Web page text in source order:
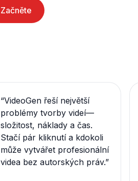
Začněte
“VideoGen řeší největší
problémy tvorby videí—
složitost, náklady a čas.
Stačí pár kliknutí a kdokoli
může vytvářet profesionální
videa bez autorských práv.”